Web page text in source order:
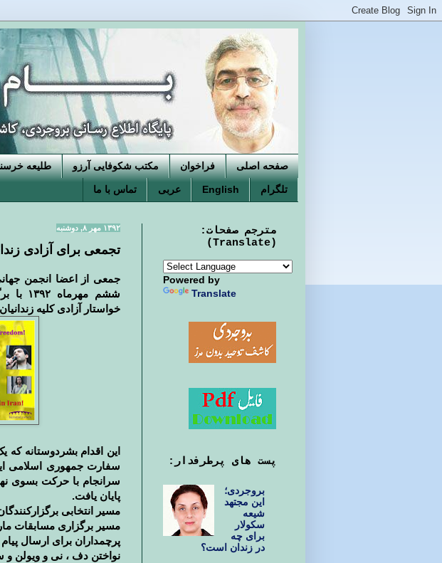
صفحه اصلی فراخوان مکتب شکوفایی آرزو طلیعه
تلگرام English عربی تماس با ما
۱۳۹۲ مهر ۸, دوشنبه
تجمعی برای آزادی
جمعی از اعضا انجمن
ششم مهرماه ۱۳۹۲ با
خواستار آزادی کلیه
این اقدام بشردوستانه که
سفارت جمهوری اسلامی
سرانجام با حرکت بسوی
پایان یافت.
مسیر انتخابی
مسیر برگزاری مسابقات
پرچمداران برای ارسال
نواختن دف ، نی و ویولن و
مترجم صفحات:
(Translate)
Powered by
Translate
پست های پرطرفدار:
بروجردی؛
این مجتهد
شیعه
سکولار
برای چه
در زندان است؟